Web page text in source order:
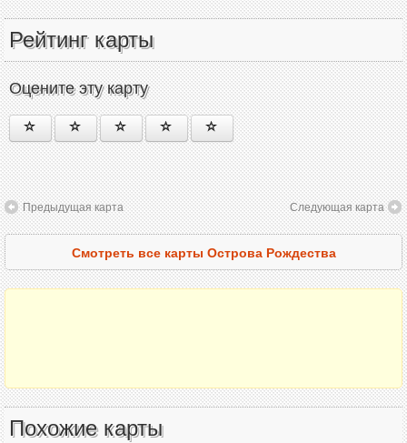
Рейтинг карты
Оцените эту карту
Предыдущая карта Следующая карта
Смотреть все карты Острова Рождества
Похожие карты